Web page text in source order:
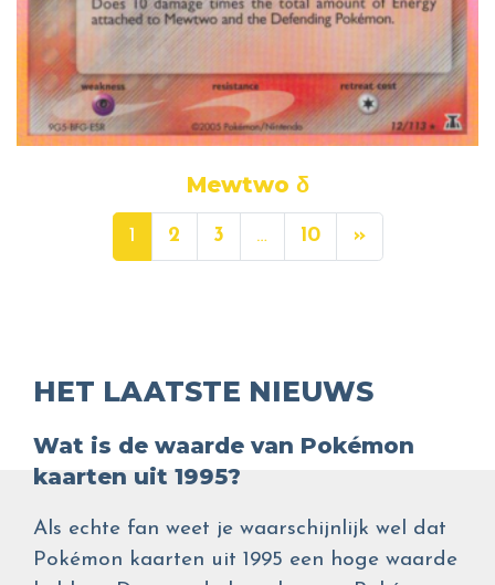
Mewtwo δ
1 2 3 … 10 »
HET LAATSTE NIEUWS
Wat is de waarde van Pokémon
kaarten uit 1995?
Als echte fan weet je waarschijnlijk wel dat
Pokémon kaarten uit 1995 een hoge waarde